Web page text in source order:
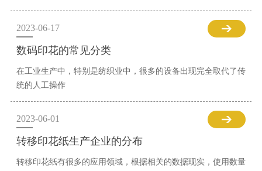
2023-06-17
数码印花的常见分类
在工业生产中，特别是纺织业中，很多的设备出现完全取代了传
统的人工操作
2023-06-01
转移印花纸生产企业的分布
转移印花纸有很多的应用领域，根据相关的数据现实，使用数量